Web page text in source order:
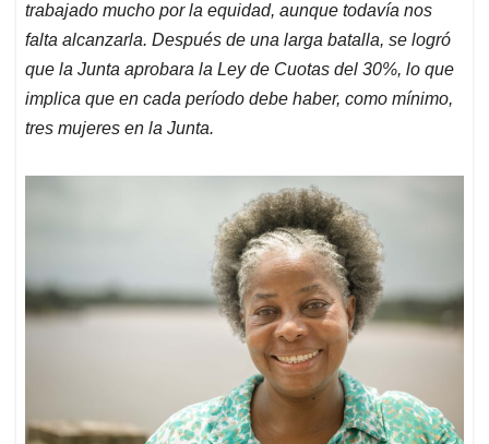
trabajado mucho por la equidad, aunque todavía nos
falta alcanzarla. Después de una larga batalla, se logró
que la Junta aprobara la Ley de Cuotas del 30%, lo que
implica que en cada período debe haber, como mínimo,
tres mujeres en la Junta.